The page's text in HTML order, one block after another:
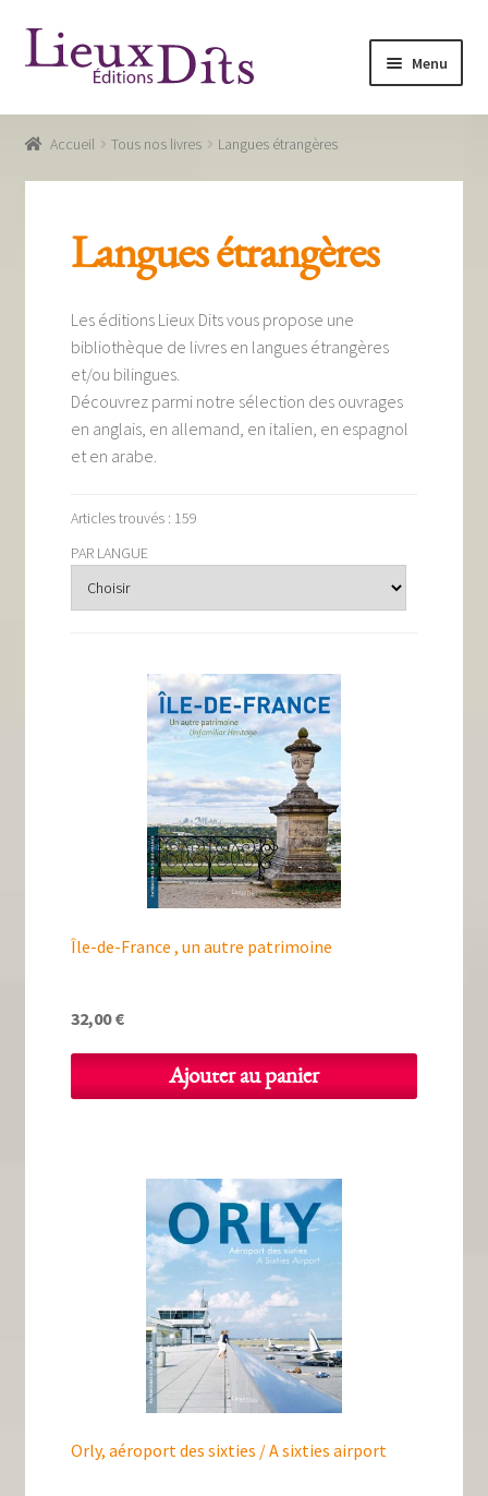
Aller
à
navigation
Aller
au
Menu
Accueil
Mon compte
Recevoir notre newsletter
La qualité Lieux Dits
Les éditions Lieux Dits
Accueil Tous nos livres Langues étrangères
Langues étrangères
Les éditions Lieux Dits vous propose une
bibliothèque de livres en langues étrangères
et/ou bilingues.
Découvrez parmi notre sélection des ouvrages
en anglais, en allemand, en italien, en espagnol
et en arabe.
Articles trouvés : 159
PAR LANGUE
Île-de-France , un autre patrimoine
32,00€
Ajouter au panier
Orly, aéroport des sixties / A sixties airport